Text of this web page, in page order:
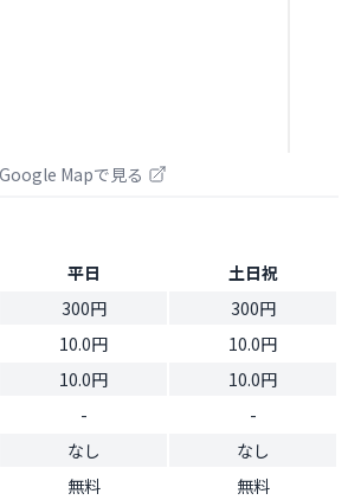
Google Mapで見る
平日
土日祝
300円
300円
10.0円
10.0円
10.0円
10.0円
-
-
なし
なし
無料 無料